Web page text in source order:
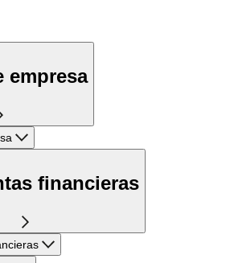
empresa
financieras